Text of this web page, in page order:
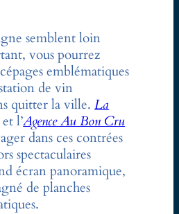
semblent loin
vous pourrez
emblématiques
de vin
quitter la ville.La
et l’Agence Au Bon Cru
dans ces contrées
spectaculaires
écran panoramique,
de planches